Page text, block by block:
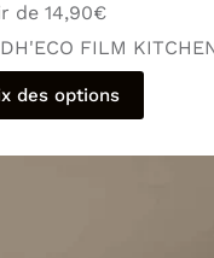
de 14,90€
FILM
des options